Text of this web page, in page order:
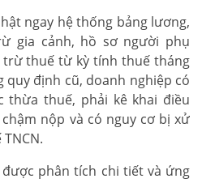
ngay hệ thống bảng lương,
gia cảnh, hồ sơ người phụ
thuế từ kỳ tính thuế tháng
quy định cũ, doanh nghiệp có
thuế, phải kê khai điều
nộp và có nguy cơ bị xử
phân tích chi tiết và ứng